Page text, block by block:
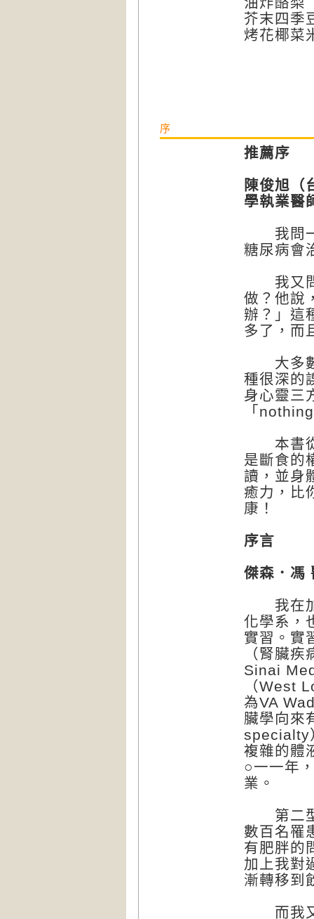
芥末四季
烤花椰菜
序
推薦序
陳俊旭（
學執業醫
我問一
糖尿病會
我又問
做？他說
辦？」這
多了，而
大多數
種很深的
身心靈三
「
本書從
是斷食的
讀，並身
癒力，比
康！
序言
傑森．馮
我在加
化學系，
實習。實
（腎臟
Sinai
（West
為VA
臟學向來
specialty
複雜的體
○一一年
業。
第二型
數百名罹
有肥胖的
加上我對
漸轉移到
而我又